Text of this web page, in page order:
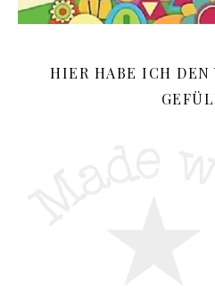
HIER HABE ICH DEN